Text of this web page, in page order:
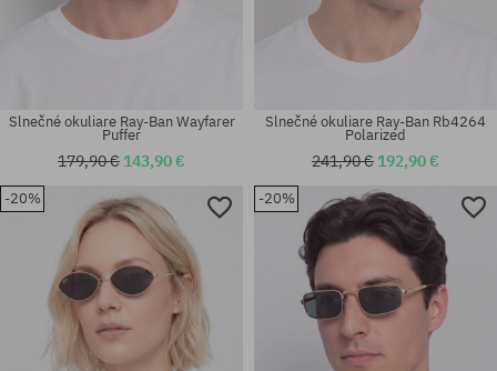
Dostupné veľkosti:
Dostupné veľkosti:
Slnečné okuliare Ray-Ban Wayfarer
Puffer
179,90 € 143,90 €
Slnečné okuliare Ray-Ban Rb4264
Polarized
241,90 € 192,90 €
-20% -20%